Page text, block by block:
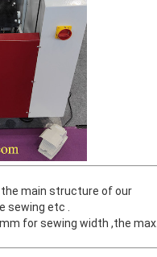
main structure of our
sewing etc .
for sewing width ,the max.